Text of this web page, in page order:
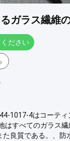
ガラス繊維
ださい
1017-4はコーティ
はすべてのガラス繊
良質である。、防